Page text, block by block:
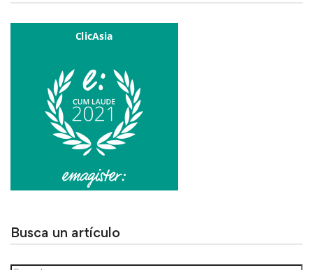
Busca un artículo